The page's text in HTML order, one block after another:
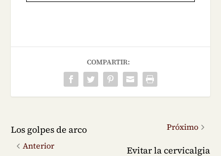
COMPARTIR:
Los golpes de arco
Anterior
Próximo
Evitar la cervicalgia